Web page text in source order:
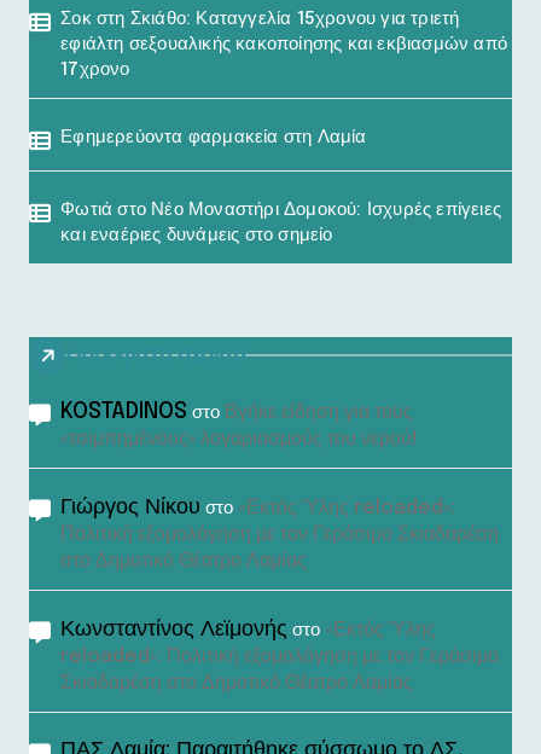
Σοκ στη Σκιάθο: Καταγγελία 15χρονου για τριετή
εφιάλτη σεξουαλικής κακοποίησης και εκβιασμών από
17χρονο
Εφημερεύοντα φαρμακεία στη Λαμία
Φωτιά στο Νέο Μοναστήρι Δομοκού: Ισχυρές επίγειες
και εναέριες δυνάμεις στο σημείο
Πρόσφατα σχόλια
KOSTADINOS στο Βγήκε είδηση για τους
«τσιμπημένους» λογαριασμούς του νερού!
Γιώργος Νίκου στο «Εκτός Ύλης reloaded»:
Πολιτική εξομολόγηση με τον Γεράσιμο Σκιαδαρέση
στο Δημοτικό Θέατρο Λαμίας
Κωνσταντίνος Λεϊμονής στο «Εκτός Ύλης
reloaded»: Πολιτική εξομολόγηση με τον Γεράσιμο
Σκιαδαρέση στο Δημοτικό Θέατρο Λαμίας